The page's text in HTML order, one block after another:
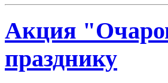
Акция
празднику